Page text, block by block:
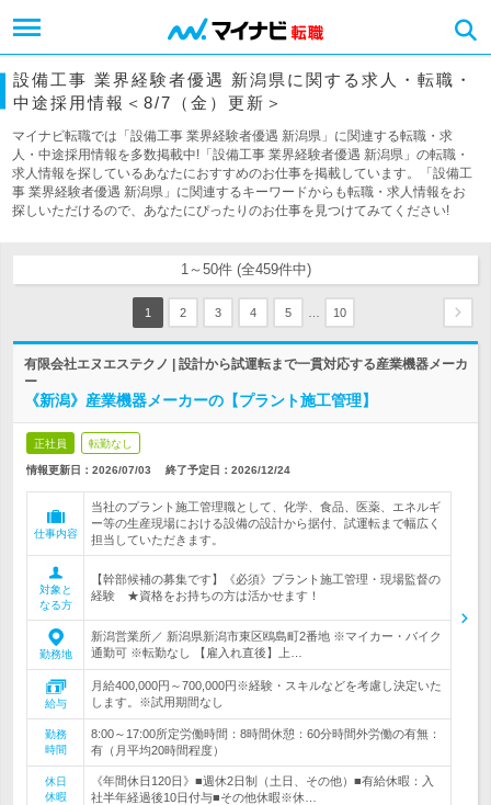
設備工事 業界経験者優遇 新潟県に関する求人・転職・
中途採用情報＜8/7（金）更新＞
マイナビ転職では「設備工事 業界経験者優遇 新潟県」に関連する転職・求
人・中途採用情報を多数掲載中!「設備工事 業界経験者優遇 新潟県」の転職・
求人情報を探しているあなたにおすすめのお仕事を掲載しています。「設備工
事 業界経験者優遇 新潟県」に関連するキーワードからも転職・求人情報をお
探しいただけるので、あなたにぴったりのお仕事を見つけてみてください!
1～50件 (全459件中)
1 2 3 4 5 10
有限会社エヌエステクノ | 設計から試運転まで一貫対応する産業機器メーカ
ー
《新潟》産業機器メーカーの【プラント施工管理】
正社員 転勤なし
情報更新日：2026/07/03 終了予定日： 2026/12/24
仕事内容
当社のプラント施工管理職として、化学、食品、医薬、エネルギ
ー等の生産現場における設備の設計から据付、試運転まで幅広く
担当していただきます。
対象と
なる方
【幹部候補の募集です】《必須》プラント施工管理・現場監督の
経験 ★資格をお持ちの方は活かせます！
勤務地
新潟営業所／ 新潟県新潟市東区鴎島町2番地 ※マイカー・バイク
通勤可 ※転勤なし 【雇入れ直後】上…
給与
月給400,000円～700,000円※経験・スキルなどを考慮し決定いた
します。※試用期間なし
勤務
時間
8:00～17:00所定労働時間：8時間休憩：60分時間外労働の有無：
有（月平均20時間程度）
休日
休暇
《年間休日120日》■週休2日制（土日、その他）■有給休暇：入
社半年経過後10日付与■その他休暇※休…